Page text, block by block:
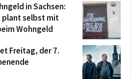
in Sachsen:
plant selbst mit
Wohngeld
Freitag, der 7.